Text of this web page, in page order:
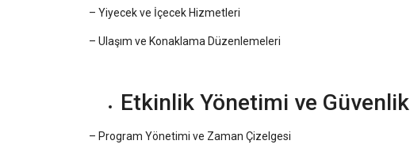
– Yiyecek ve İçecek Hizmetleri
– Ulaşım ve Konaklama Düzenlemeleri
Etkinlik Yönetimi ve Güvenlik
– Program Yönetimi ve Zaman Çizelgesi